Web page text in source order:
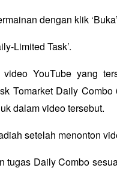
dengan klik
Limited Task’.
YouTube yang
Tomarket Daily
dalam video tersebut.
setelah menonton
tugas Daily Combo